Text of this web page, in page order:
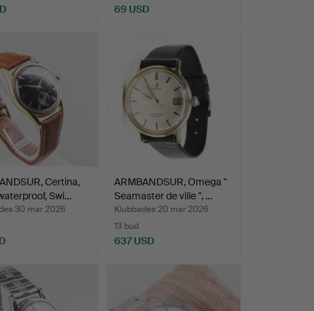
69 USD
Certina,
Swi…
30 mar 2026
ARMBANDSUR, Omega "
Seamaster de ville ", …
Klubbades 20 mar 2026
13 bud
637 USD